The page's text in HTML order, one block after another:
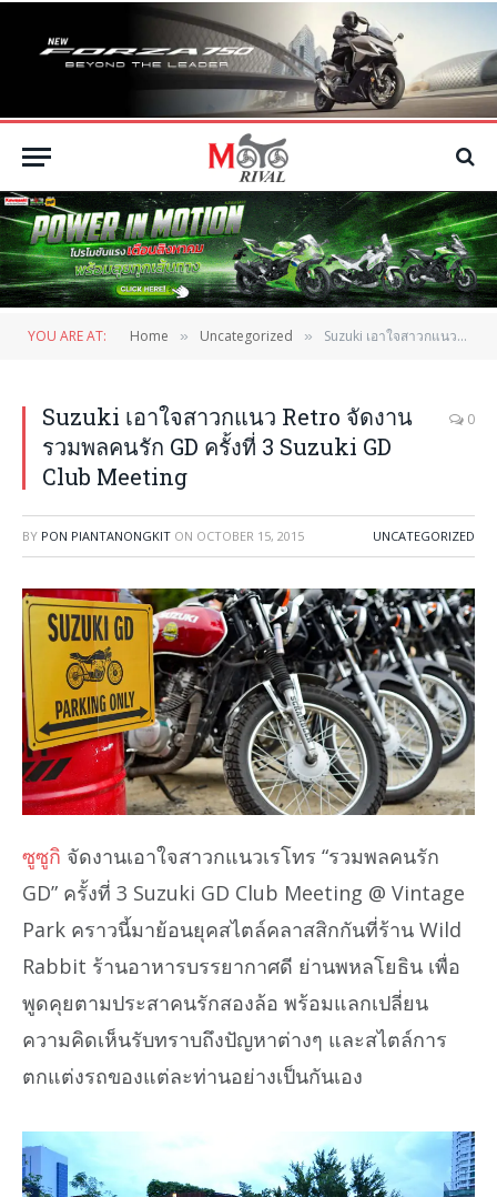
YOU ARE AT: Home » Uncategorized » Suzuki เอาใจสาวกแนว Retro จัดงานรวมพลคนรัก GD ครั้งที่ 3 Suzuki GD Club Meeting
Suzuki เอาใจสาวกแนว Retro จัดงาน
รวมพลคนรัก GD ครั้งที่ 3 Suzuki GD
Club Meeting
0
BY PON PIANTANONGKIT ON OCTOBER 15, 2015 UNCATEGORIZED
ซูซูกิ จัดงานเอาใจสาวกแนวเรโทร “รวมพลคนรัก
GD” ครั้งที่ 3 Suzuki GD Club Meeting @ Vintage
Park คราวนี้มาย้อนยุคสไตล์คลาสสิกกันที่ร้าน Wild
Rabbit ร้านอาหารบรรยากาศดี ย่านพหลโยธิน เพื่อ
พูดคุยตามประสาคนรักสองล้อ พร้อมแลกเปลี่ยน
ความคิดเห็นรับทราบถึงปัญหาต่างๆ และสไตล์การ
ตกแต่งรถของแต่ละท่านอย่างเป็นกันเอง